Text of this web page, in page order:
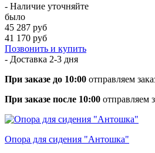
- Наличие уточняйте
было
45 287 руб
41 170 руб
Позвонить и купить
- Доставка 2-3 дня
При заказе до 10:00 отправляем
При заказе после 10:00 отправляем
Опора для сидения "Антошка"